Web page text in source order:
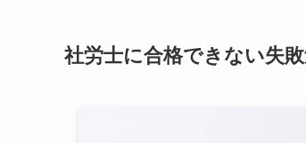
社労士に合格できない失